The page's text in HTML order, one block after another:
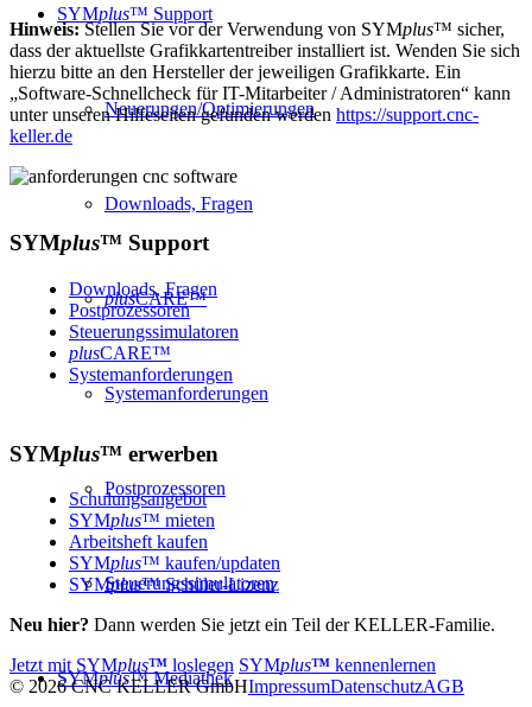
SYMplus™ Support
Neuerungen/Optimierungen
Downloads, Fragen
plusCARE™
Systemanforderungen
Postprozessoren
Steuerungssimulatoren
SYMplus™ Mediathek
Hinweis:Stellen Sie vor der Verwendung von SYMplus™ sicher,
dass der aktuellste Grafikkartentreiber installiert ist. Wenden Sie sich
hierzu bitte an den Hersteller der jeweiligen Grafikkarte. Ein
„Software-Schnellcheck für IT-Mitarbeiter / Administratoren“ kann
unter unseren Hilfeseiten gefunden werden https://support.cnc-
keller.de
SYMplus™ Support
Downloads, Fragen
Postprozessoren
Steuerungssimulatoren
plusCARE™
Systemanforderungen
SYMplus™ erwerben
Schulungsangebot
SYMplus™ mieten
Arbeitsheft kaufen
SYMplus™ kaufen/updaten
SYMplus™ Schüler-Lizenz
Neu hier? Dann werden Sie jetzt ein Teil der KELLER-Familie.
Jetzt mit SYMplus™ loslegen SYMplus™ kennenlernen
© 2026 CNC KELLER GmbHImpressumDatenschutzAGB